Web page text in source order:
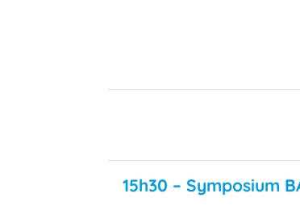
15h30 – Symposium